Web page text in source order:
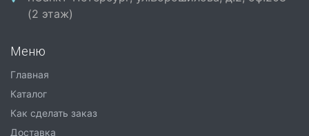
(2 этаж)
Меню
Главная
Каталог
Как сделать заказ
Доставка